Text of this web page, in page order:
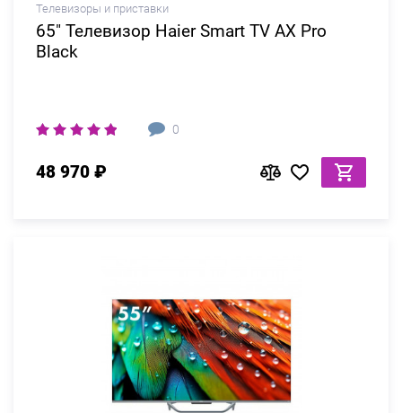
Телевизоры и приставки
65" Телевизор Haier Smart TV AX Pro
Black
0
48 970 ₽